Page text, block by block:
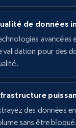
323+
Sponsored, Initial
Sold, and more.
de données
avancées
validation pour des
des données
sans être bloqué.